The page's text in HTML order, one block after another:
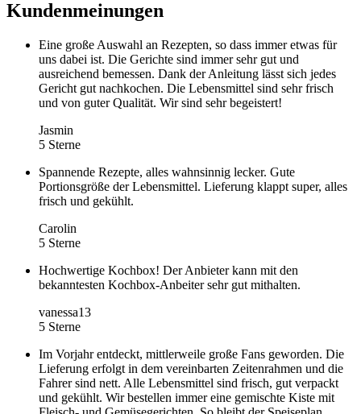
Kundenmeinungen
Eine große Auswahl an Rezepten, so dass immer etwas für
uns dabei ist. Die Gerichte sind immer sehr gut und
ausreichend bemessen. Dank der Anleitung lässt sich jedes
Gericht gut nachkochen. Die Lebensmittel sind sehr frisch
und von guter Qualität. Wir sind sehr begeistert!
Jasmin
5 Sterne
Spannende Rezepte, alles wahnsinnig lecker. Gute
Portionsgröße der Lebensmittel. Lieferung klappt super, alles
frisch und gekühlt.
Carolin
5 Sterne
Hochwertige Kochbox! Der Anbieter kann mit den
bekanntesten Kochbox-Anbeiter sehr gut mithalten.
vanessa13
5 Sterne
Im Vorjahr entdeckt, mittlerweile große Fans geworden. Die
Lieferung erfolgt in dem vereinbarten Zeitenrahmen und die
Fahrer sind nett. Alle Lebensmittel sind frisch, gut verpackt
und gekühlt. Wir bestellen immer eine gemischte Kiste mit